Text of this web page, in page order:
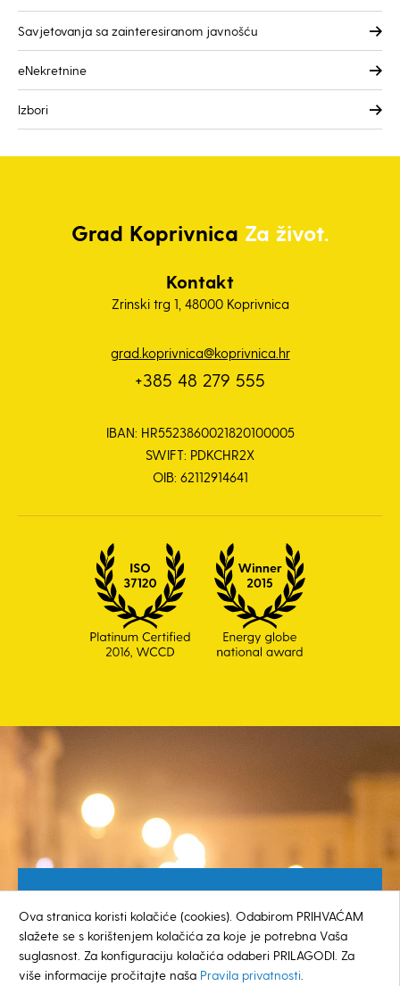
Savjetovanja sa zainteresiranom javnošću
eNekretnine
Izbori
Grad Koprivnica Za život.
Kontakt
Zrinski trg 1, 48000 Koprivnica
grad.koprivnica@koprivnica.hr
+385 48 279 555
IBAN: HR5523860021820100005
SWIFT: PDKCHR2X
OIB: 62112914641
0800 385 048
Ova stranica koristi kolačiće (cookies). Odabirom PRIHVAĆAM
slažete se s korištenjem kolačića za koje je potrebna Vaša
suglasnost. Za konfiguraciju kolačića odaberi PRILAGODI. Za
više informacije pročitajte naša Pravila privatnosti